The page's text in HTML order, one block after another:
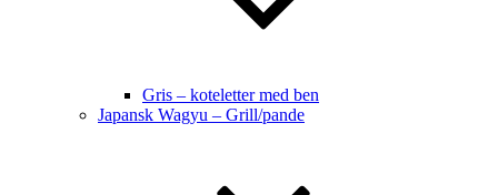
Gris – koteletter med ben
Japansk Wagyu – Grill/pande